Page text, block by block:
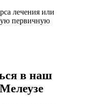
лечения или
первичную
в наш